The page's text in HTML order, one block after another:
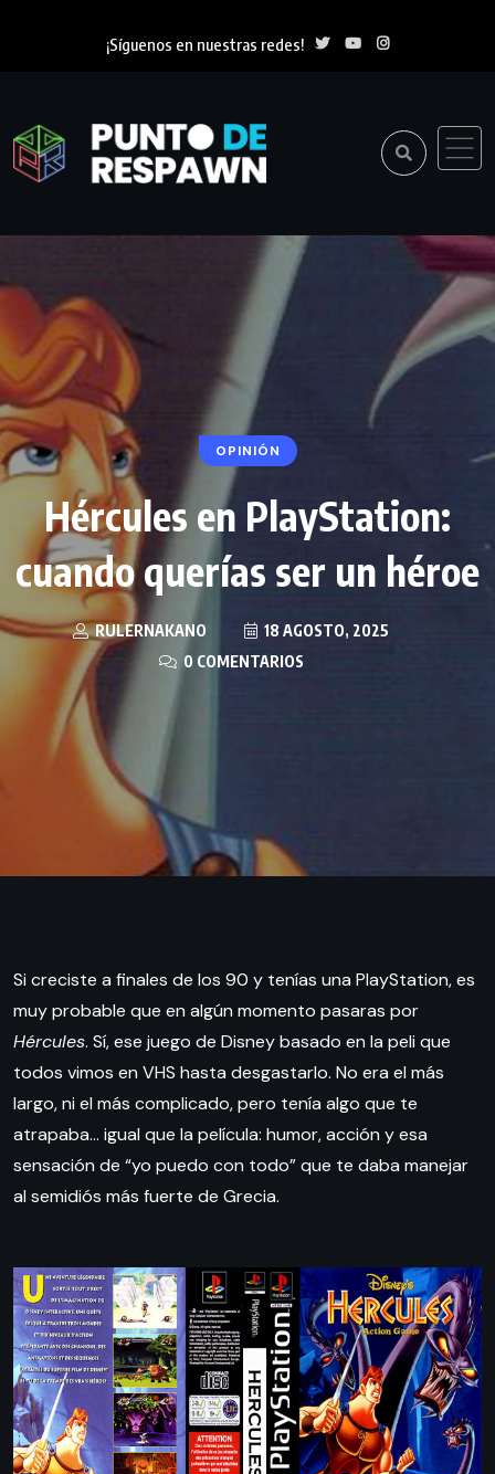
¡Síguenos en nuestras redes!
OPINIÓN
Hércules en PlayStation:
cuando querías ser un héroe
RULERNAKANO
18 AGOSTO, 2025
0 COMENTARIOS
Si creciste a finales de los 90 y tenías una PlayStation, es
muy probable que en algún momento pasaras por
Hércules. Sí, ese juego de Disney basado en la peli que
todos vimos en VHS hasta desgastarlo. No era el más
largo, ni el más complicado, pero tenía algo que te
atrapaba… igual que la película: humor, acción y esa
sensación de “yo puedo con todo” que te daba manejar
al semidiós más fuerte de Grecia.